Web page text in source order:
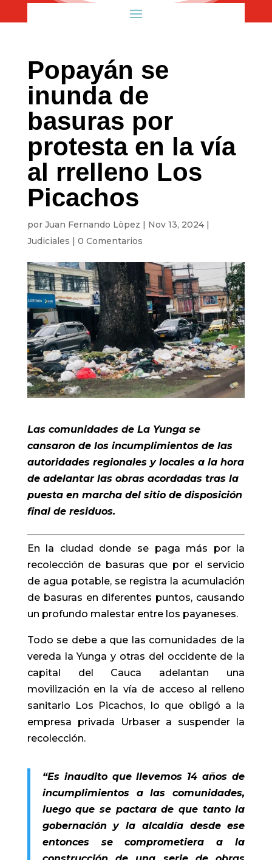
Popayán se
inunda de
basuras por
protesta en la vía
al rrelleno Los
Picachos
por Juan Fernando Lòpez | Nov 13, 2024|
Judiciales | 0 Comentarios
Las comunidades de La Yunga se
cansaron de los incumplimientos de las
autoridades regionales y locales a la hora
de adelantar las obras acordadas tras la
puesta en marcha del sitio de disposición
final de residuos.
En la ciudad donde se paga más por la
recolección de basuras que por el servicio
de agua potable, se registra la acumulación
de basuras en diferentes puntos, causando
un profundo malestar entre los payaneses.
Todo se debe a que las comunidades de la
vereda la Yunga y otras del occidente de la
capital del Cauca adelantan una
movilización en la vía de acceso al relleno
sanitario Los Picachos, lo que obligó a la
empresa privada Urbaser a suspender la
recolección.
“Es inaudito que llevemos 14 años de
incumplimientos a las comunidades,
luego que se pactara de que tanto la
gobernación y la alcaldía desde ese
entonces se comprometiera a la